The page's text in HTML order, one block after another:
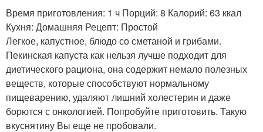
Время приготовления: 1 ч Порций: 8 Калорий: 63 ккал
Кухня: Домашняя Рецепт: Простой
Легкое, капустное, блюдо со сметаной и грибами.
Пекинская капуста как нельзя лучше подходит для
диетического рациона, она содержит немало полезных
веществ, которые способствуют нормальному
пищеварению, удаляют лишний холестерин и даже
борются с онкологией. Попробуйте приготовить. Такую
вкуснятину Вы еще не пробовали.